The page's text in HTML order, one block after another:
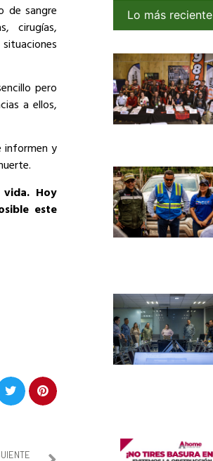
de sangre
cirugías,
pero
a ellos,
informen y
Hoy
este
Lo más reciente